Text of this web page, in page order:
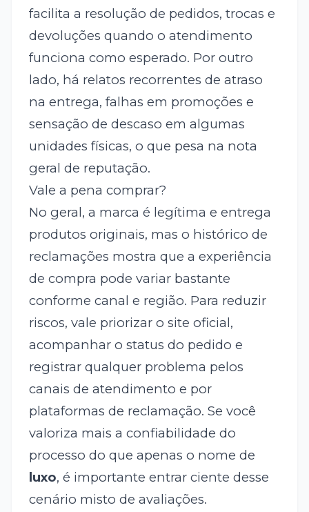
facilita a resolução de pedidos, trocas e
devoluções quando o atendimento
funciona como esperado. Por outro
lado, há relatos recorrentes de atraso
na entrega, falhas em promoções e
sensação de descaso em algumas
unidades físicas, o que pesa na nota
geral de reputação.
Vale a pena comprar?
No geral, a marca é legítima e entrega
produtos originais, mas o histórico de
reclamações mostra que a experiência
de compra pode variar bastante
conforme canal e região. Para reduzir
riscos, vale priorizar o site oficial,
acompanhar o status do pedido e
registrar qualquer problema pelos
canais de atendimento e por
plataformas de reclamação. Se você
valoriza mais a confiabilidade do
processo do que apenas o nome de
luxo, é importante entrar ciente desse
cenário misto de avaliações.